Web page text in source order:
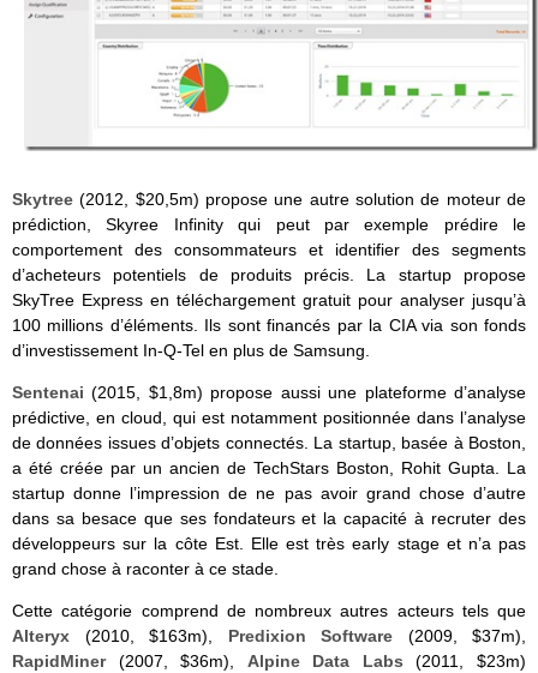
Skytree (2012, $20,5m) propose une autre solution de moteur de
prédiction, Skyree Infinity qui peut par exemple prédire le
comportement des consommateurs et identifier des segments
d’acheteurs potentiels de produits précis. La startup propose
SkyTree Express en téléchargement gratuit pour analyser jusqu’à
100 millions d’éléments. Ils sont financés par la CIA via son fonds
d’investissement In-Q-Tel en plus de Samsung.
Sentenai (2015, $1,8m) propose aussi une plateforme d’analyse
prédictive, en cloud, qui est notamment positionnée dans l’analyse
de données issues d’objets connectés. La startup, basée à Boston,
a été créée par un ancien de TechStars Boston, Rohit Gupta. La
startup donne l’impression de ne pas avoir grand chose d’autre
dans sa besace que ses fondateurs et la capacité à recruter des
développeurs sur la côte Est. Elle est très early stage et n’a pas
grand chose à raconter à ce stade.
Cette catégorie comprend de nombreux autres acteurs tels que
Alteryx (2010, $163m), Predixion Software (2009, $37m),
RapidMiner(2007, $36m), Alpine Data Labs (2011, $23m)